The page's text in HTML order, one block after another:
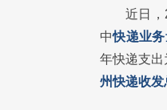
近日
中快递业
年快递支
州快递收发